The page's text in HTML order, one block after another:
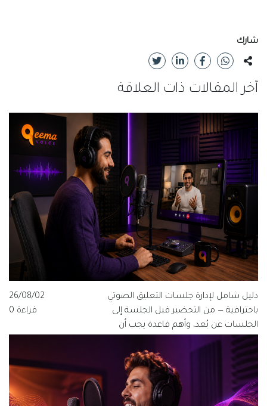
شارك
آخر المقالات ذات العلاقة
دليل شامل لإدارة جلسات التعليق الصوتي
باحترافية — من التحضير قبل الجلسة إلى
الجلسات عن بُعد، وأهم قاعدة يجب أن
يعرفها كل مخرج ومنتج وفنان صوت.
26/08/02
قراءة 0